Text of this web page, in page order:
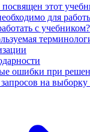
этот
для
с учебником?
ошибки при
на